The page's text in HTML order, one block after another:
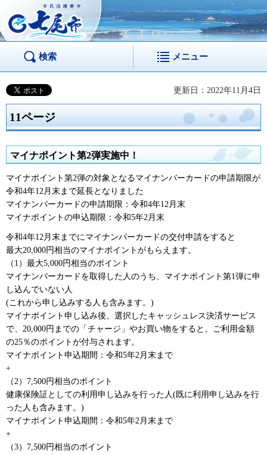
市民活躍都市 七尾
市
検索 メニュー
更新日：2022年11月4日
11ページ
マイナポイント第2弾実施中！
マイナポイント第2弾の対象となるマイナンバーカードの申請期限が
令和4年12月末まで延長となりました
マイナンバーカードの申請期限：令和4年12月末
マイナポイントの申込期限：令和5年2月末
令和4年12月末までにマイナンバーカードの交付申請をすると
最大20,000円相当のマイナポイントがもらえます。
（1）最大5,000円相当のポイント
マイナンバーカードを取得した人のうち、マイナポイント第1弾に申
し込んでいない人
(これから申し込みする人も含みます。)
マイナポイント申し込み後、選択したキャッシュレス決済サービス
で、20,000円までの「チャージ」やお買い物をすると、ご利用金額
の25％のポイントが付与されます。
マイナポイント申込期間：令和5年2月末まで
+
（2）7,500円相当のポイント
健康保険証としての利用申し込みを行った人(既に利用申し込みを行
った人も含みます。)
マイナポイント申込期間：令和5年2月末まで
+
（3）7,500円相当のポイント